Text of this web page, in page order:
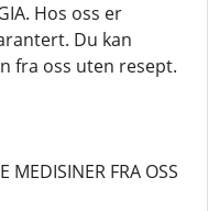
Hos oss er
Du kan
fra oss uten resept.
MEDISINER FRA OSS